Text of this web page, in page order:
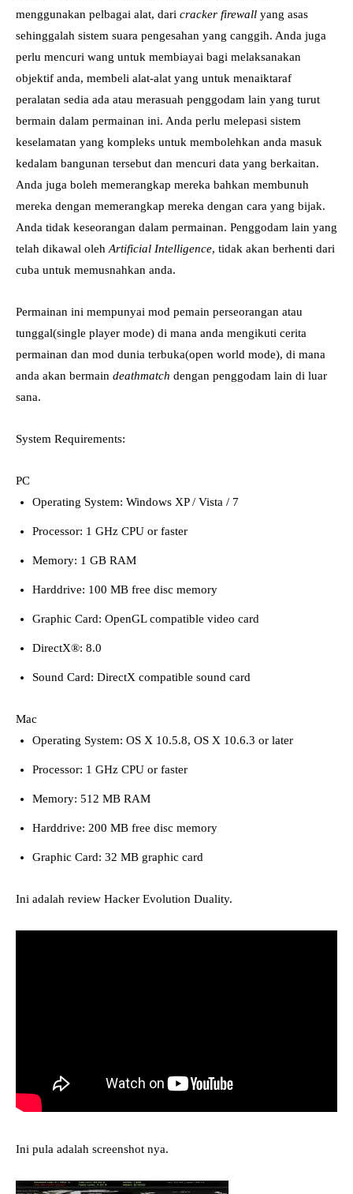
menggunakan pelbagai alat, dari cracker firewall yang asas
sehinggalah sistem suara pengesahan yang canggih. Anda juga
perlu mencuri wang untuk membiayai bagi melaksanakan
objektif anda, membeli alat-alat yang untuk menaiktaraf
peralatan sedia ada atau merasuah penggodam lain yang turut
bermain dalam permainan ini. Anda perlu melepasi sistem
keselamatan yang kompleks untuk membolehkan anda masuk
kedalam bangunan tersebut dan mencuri data yang berkaitan.
Anda juga boleh memerangkap mereka bahkan membunuh
mereka dengan memerangkap mereka dengan cara yang bijak.
Anda tidak keseorangan dalam permainan. Penggodam lain yang
telah dikawal oleh Artificial Intelligence, tidak akan berhenti dari
cuba untuk memusnahkan anda.
Permainan ini mempunyai mod pemain perseorangan atau
tunggal(single player mode) di mana anda mengikuti cerita
permainan dan mod dunia terbuka(open world mode), di mana
anda akan bermain deathmatch dengan penggodam lain di luar
sana.
System Requirements:
PC
Operating System: Windows XP / Vista / 7
Processor: 1 GHz CPU or faster
Memory: 1 GB RAM
Harddrive: 100 MB free disc memory
Graphic Card: OpenGL compatible video card
DirectX®: 8.0
Sound Card: DirectX compatible sound card
Mac
Operating System: OS X 10.5.8, OS X 10.6.3 or later
Processor: 1 GHz CPU or faster
Memory: 512 MB RAM
Harddrive: 200 MB free disc memory
Graphic Card: 32 MB graphic card
Ini adalah review Hacker Evolution Duality.
Ini pula adalah screenshot nya.